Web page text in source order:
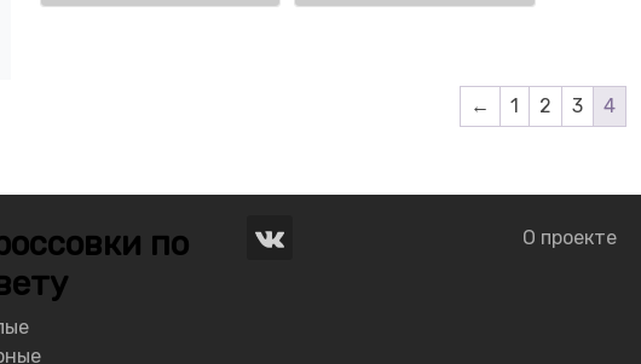
← 1 2 3 4
по
О проекте